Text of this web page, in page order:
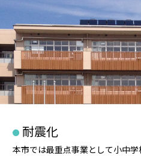
耐震化
本市では最重点事業として小中